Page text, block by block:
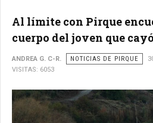
Al límite con Pirque
cuerpo del joven que
ANDREA G. C-R. NOTICIAS DE PIRQUE
VISITAS: 6053